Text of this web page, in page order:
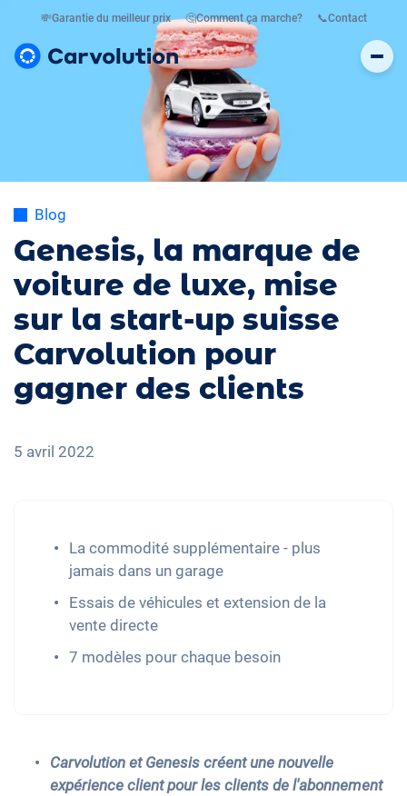
💸Garantie du meilleur prix 🤔Comment ça marche? 📞Contact
Blog
Genesis, la marque de
voiture de luxe, mise
sur la start-up suisse
Carvolution pour
gagner des clients
5 avril 2022
La commodité supplémentaire - plus
jamais dans un garage
Essais de véhicules et extension de la
vente directe
7 modèles pour chaque besoin
Carvolution et Genesis créent une nouvelle
expérience client pour les clients de l'abonnement